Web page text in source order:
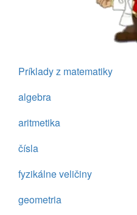
Príklady z matematiky
algebra
aritmetika
čísla
fyzikálne veličiny
geometria